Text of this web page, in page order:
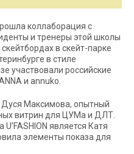
коллаборация с
и тренеры этой школы
в скейт-парке
в стиле
участвовали российские
и annuko.
Дуся Максимова, опытный
витрин для ЦУМа и ДЛТ.
является Катя
элементы показа для